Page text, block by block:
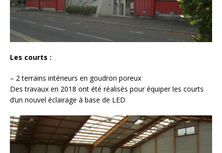
Les courts :
– 2 terrains intérieurs en goudron poreux
Des travaux en 2018 ont été réalisés pour équiper les courts
d’un nouvel éclairage à base de LED